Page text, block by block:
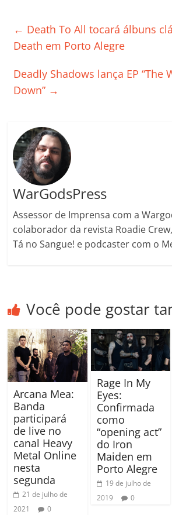
e
b
o
k
er l s
A
p
e gl
a
← Death To All tocará álbuns
Death em Porto Alegre
Deadly Shadows lança EP “The
Down” →
WarGodsPress
Assessor de Imprensa com a
colaborador da revista Roadie
Tá no Sangue! e podcaster com o
Você pode gostar
Arcana Mea:
Banda
participará
de live no
canal Heavy
Metal Online
nesta
segunda
21 de julho de
2021
0
Rage In My
Eyes:
Confirmada
como
“opening act”
do Iron
Maiden em
Porto Alegre
19 de julho de
2019
0